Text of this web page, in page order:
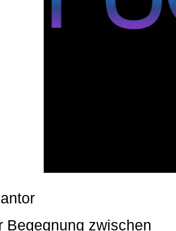
Begegnung zwischen